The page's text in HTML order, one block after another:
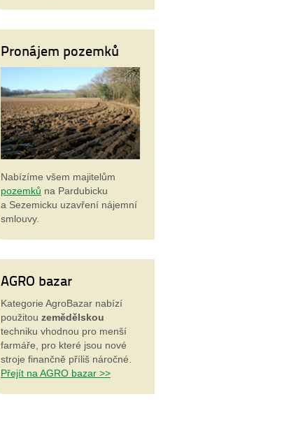
Pronájem pozemků
Nabízíme všem majitelům
pozemků na Pardubicku
a Sezemicku uzavření nájemní
smlouvy.
AGRO bazar
Kategorie AgroBazar nabízí
použitou zemědělskou
techniku vhodnou pro menší
farmáře, pro které jsou nové
stroje finančně příliš náročné.
Přejít na AGRO bazar >>